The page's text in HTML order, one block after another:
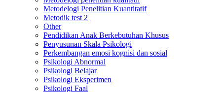
Metodelogi Penelitian Kuantitatif
Metodik test 2
Other
Pendidikan Anak Berkebutuhan Khusus
Penyusunan Skala Psikologi
Perkembangan emosi kognisi dan sosial
Psikologi Abnormal
Psikologi Belajar
Psikologi Eksperimen
Psikologi Faal